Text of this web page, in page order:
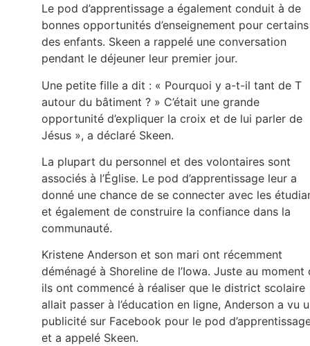
Le pod d’apprentissage a également conduit à de
bonnes opportunités d’enseignement pour certains
des enfants. Skeen a rappelé une conversation
pendant le déjeuner leur premier jour.
Une petite fille a dit : « Pourquoi y a-t-il tant de T
autour du bâtiment ? » C’était une grande
opportunité d’expliquer la croix et de lui parler de
Jésus », a déclaré Skeen.
La plupart du personnel et des volontaires sont
associés à l’Église. Le pod d’apprentissage leur a
donné une chance de se connecter avec les
et également de construire la confiance dans la
communauté.
Kristene Anderson et son mari ont récemment
déménagé à Shoreline de l’Iowa. Juste au moment
ils ont commencé à réaliser que le district scolaire
allait passer à l’éducation en ligne, Anderson a vu
publicité sur Facebook pour le pod
et a appelé Skeen.